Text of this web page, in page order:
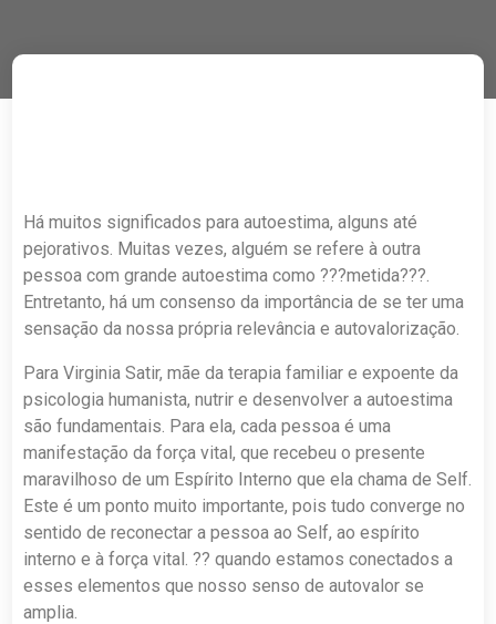
Há muitos significados para autoestima, alguns até
pejorativos. Muitas vezes, alguém se refere à outra
pessoa com grande autoestima como ???metida???.
Entretanto, há um consenso da importância de se ter uma
sensação da nossa própria relevância e autovalorização.
Para Virginia Satir, mãe da terapia familiar e expoente da
psicologia humanista, nutrir e desenvolver a autoestima
são fundamentais. Para ela, cada pessoa é uma
manifestação da força vital, que recebeu o presente
maravilhoso de um Espírito Interno que ela chama de Self.
Este é um ponto muito importante, pois tudo converge no
sentido de reconectar a pessoa ao Self, ao espírito
interno e à força vital. ?? quando estamos conectados a
esses elementos que nosso senso de autovalor se
amplia.